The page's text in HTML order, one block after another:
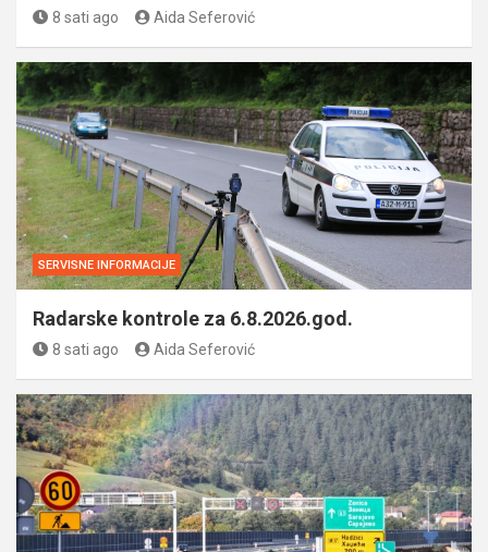
8 sati ago Aida Seferović
SERVISNE INFORMACIJE
Radarske kontrole za 6.8.2026.god.
8 sati ago Aida Seferović